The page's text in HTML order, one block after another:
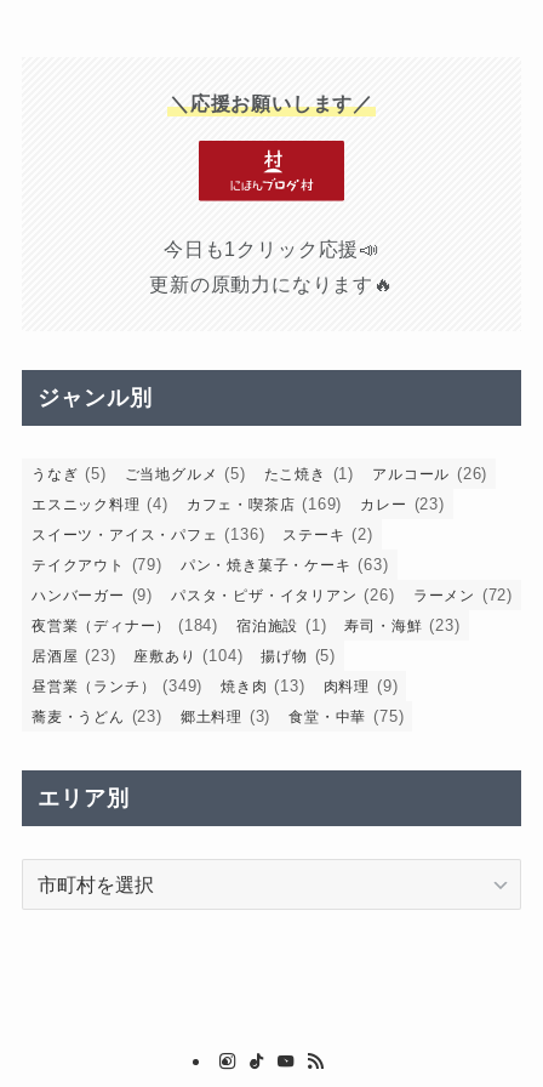
＼応援お願いします／
今日も1クリック応援📣
更新の原動力になります🔥
ジャンル別
うなぎ (5) ご当地グルメ (5) たこ焼き (1) アルコール (26)
エスニック料理 (4) カフェ・喫茶店 (169) カレー (23)
スイーツ・アイス・パフェ (136) ステーキ (2)
テイクアウト (79) パン・焼き菓子・ケーキ (63)
ハンバーガー (9) パスタ・ピザ・イタリアン (26) ラーメン (72)
夜営業（ディナー） (184) 宿泊施設 (1) 寿司・海鮮 (23)
居酒屋 (23) 座敷あり (104) 揚げ物 (5)
昼営業（ランチ） (349) 焼き肉 (13) 肉料理 (9)
蕎麦・うどん (23) 郷土料理 (3) 食堂・中華 (75)
エリア別